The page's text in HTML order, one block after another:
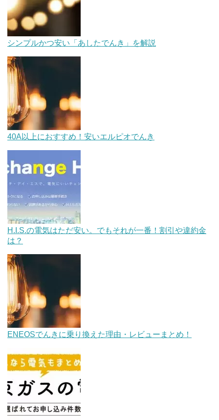
シンプルかつ安い「あしたでんき」を解説
40A以上におすすめ！安いエルピオでんき
H.I.S.の電気はただ安い。でもそれが一番！割引や違約金
は？
ENEOSでんきに乗り換えた理由・レビューまとめ！